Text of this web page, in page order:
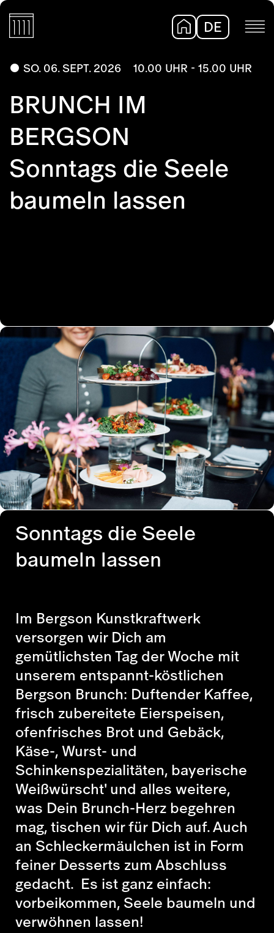
DE
SO. 06. SEPT. 2026 10.00 UHR - 15.00 UHR
BRUNCH IM
BERGSON
Sonntags die Seele
baumeln lassen
Sonntags die Seele
baumeln lassen
Im Bergson Kunstkraftwerk
versorgen wir Dich am
gemütlichsten Tag der Woche mit
unserem entspannt-köstlichen
Bergson Brunch: Duftender Kaffee,
frisch zubereitete Eierspeisen,
ofenfrisches Brot und Gebäck,
Käse-, Wurst- und
Schinkenspezialitäten, bayerische
Weißwürscht' und alles weitere,
was Dein Brunch-Herz begehren
mag, tischen wir für Dich auf. Auch
an Schleckermäulchen ist in Form
feiner Desserts zum Abschluss
gedacht. Es ist ganz einfach:
vorbeikommen, Seele baumeln und
verwöhnen lassen!